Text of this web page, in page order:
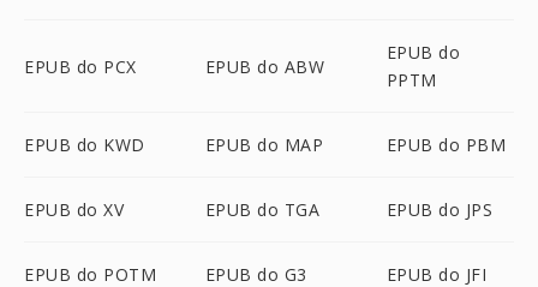
EPUB do PCX EPUB do ABW
EPUB do
PPTM
EPUB do KWD EPUB do MAP EPUB do PBM
EPUB do XV EPUB do TGA EPUB do JPS
EPUB do POTM EPUB do G3 EPUB do JFI